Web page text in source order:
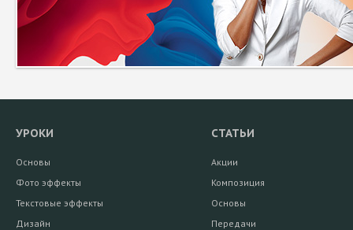
УРОКИ
Основы
Фото эффекты
Текстовые эффекты
Дизайн
СТАТЬИ
Акции
Композиция
Основы
Передачи